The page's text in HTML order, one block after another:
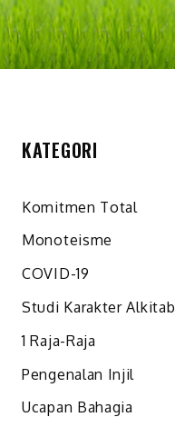
KATEGORI
Komitmen Total
Monoteisme
COVID-19
Studi Karakter Alkitab
1 Raja-Raja
Pengenalan Injil
Ucapan Bahagia